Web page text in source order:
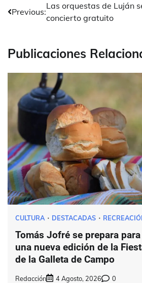
Navegación
entradas
Previous:
Las orquestas de Luján
concierto gratuito
Publicaciones
CULTURA DESTACADAS
Tomás Jofré se prepara para
una nueva edición de la
de la Galleta de Campo
Redacción 4 Agosto, 2026 0